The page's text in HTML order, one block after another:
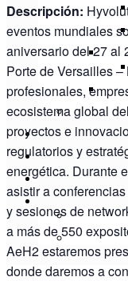
Descripción:
eventos mundiales
aniversario del 27 al
Porte de Versailles
profesionales,
ecosistema global
proyectos e
regulatorios y
energética. Durante
asistir a
y sesiones de
a más de 550
AeH2 estaremos
donde daremos a